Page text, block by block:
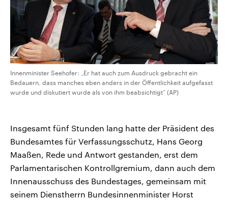
Innenminister Seehofer: „Er hat auch zum Ausdruck gebracht ein
Bedauern, dass manches eben anders in der Öffentlichkeit aufgefasst
wurde und diskutiert wurde als von ihm beabsichtigt“ (AP)
Insgesamt fünf Stunden lang hatte der Präsident des
Bundesamtes für Verfassungsschutz, Hans Georg
Maaßen, Rede und Antwort gestanden, erst dem
Parlamentarischen Kontrollgremium, dann auch dem
Innenausschuss des Bundestages, gemeinsam mit
seinem Dienstherrn Bundesinnenminister Horst